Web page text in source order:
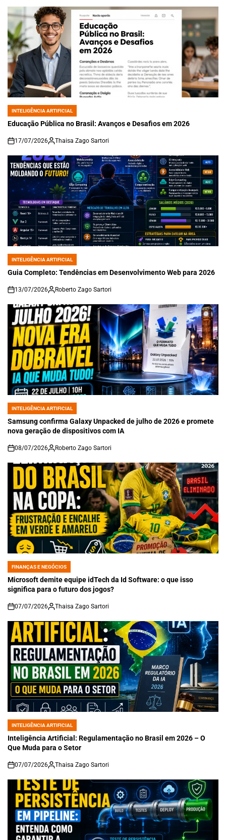
POSTED
IN
INTELIGÊNCIA ARTIFICIAL
Educação Pública no Brasil: Avanços e Desafios em 2026
on
17/07/2026 Thaisa Zago Sartori
POSTED
IN
INTELIGÊNCIA ARTIFICIAL
Guia Completo: Tendências em Desenvolvimento Web para 2026
on
13/07/2026 Roberto Zago Sartori
POSTED
IN
INTELIGÊNCIA ARTIFICIAL
Samsung confirma Galaxy Unpacked de julho de 2026 e promete
nova geração de dispositivos com IA
on
08/07/2026 Roberto Zago Sartori
POSTED
IN
FINANÇAS E NEGÓCIOS
Microsoft demite equipe idTech da Id Software: o que isso
significa para o futuro dos jogos?
on
07/07/2026 Thaisa Zago Sartori
POSTED
IN
INTELIGÊNCIA ARTIFICIAL
Inteligência Artificial: Regulamentação no Brasil em 2026 – O
Que Muda para o Setor
on
07/07/2026 Thaisa Zago Sartori